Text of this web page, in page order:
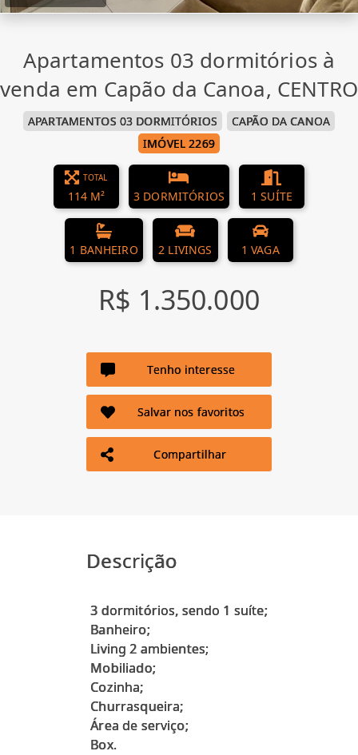
Apartamentos 03 dormitórios à
venda em Capão da Canoa, CENTRO
APARTAMENTOS 03 DORMITÓRIOS
CAPÃO DA CANOA
IMÓVEL 2269
TOTAL
114 M² 3 DORMITÓRIOS 1 SUÍTE
1 BANHEIRO 2 LIVINGS 1 VAGA
R$ 1.350.000
Tenho interesse
Salvar nos favoritos
Compartilhar
Descrição
3 dormitórios, sendo 1 suíte;
Banheiro;
Living 2 ambientes;
Mobiliado;
Cozinha;
Churrasqueira;
Área de serviço;
Box.